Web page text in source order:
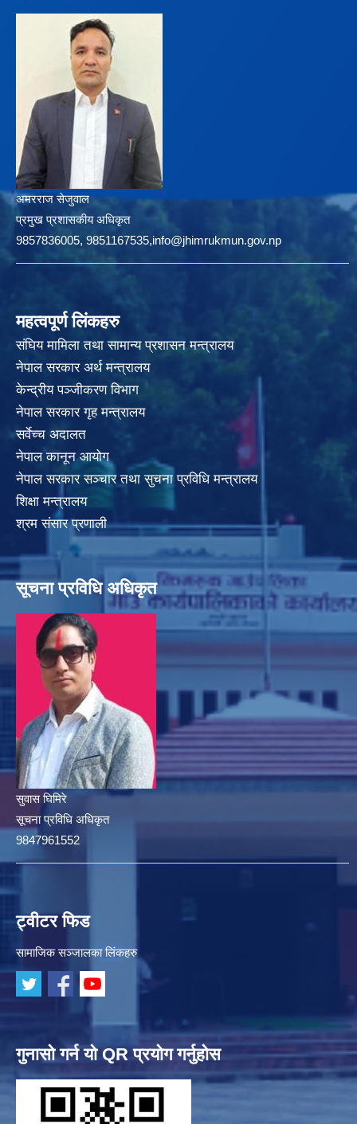
अमरराज सेजुवाल
प्रमुख प्रशासकीय अधिकृत
9857836005, 9851167535,info@jhimrukmun.gov.np
महत्वपूर्ण लिंकहरु
संघिय मामिला तथा सामान्य प्रशासन मन्त्रालय
नेपाल सरकार अर्थ मन्त्रालय
केन्द्रीय पञ्जीकरण विभाग
नेपाल सरकार गृह मन्त्रालय
सर्वेच्च अदालत
नेपाल कानून आयोग
नेपाल सरकार सञ्चार तथा सुचना प्रविधि मन्त्रालय
शिक्षा मन्त्रालय
श्रम संसार प्रणाली
सूचना प्रविधि अधिकृत
सुवास घिमिरे
सूचना प्रविधि अधिकृत
9847961552
ट्वीटर फिड
सामाजिक सञ्जालका लिंकहरु
गुनासो गर्न यो QR प्रयोग गर्नुहोस